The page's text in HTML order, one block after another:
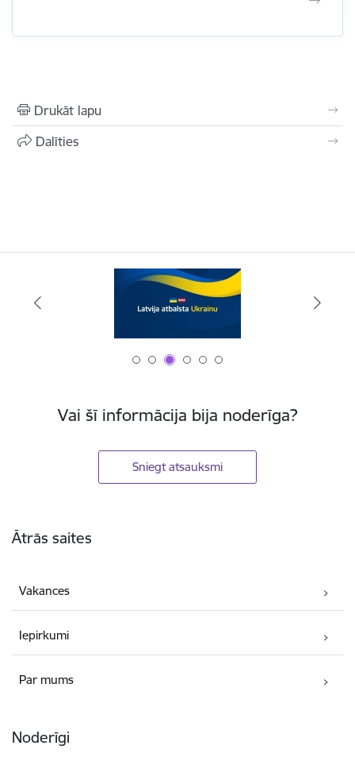
Drukāt lapu
Dalīties
Vai šī informācija bija noderīga?
Sniegt atsauksmi
Ātrās saites
Vakances
Iepirkumi
Par mums
Noderīgi